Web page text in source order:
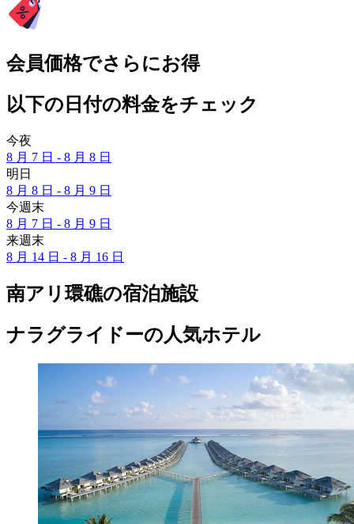
会員価格でさらにお得
以下の日付の料金をチェック
今夜
8 月 7 日 - 8 月 8 日
明日
8 月 8 日 - 8 月 9 日
今週末
8 月 7 日 - 8 月 9 日
来週末
8 月 14 日 - 8 月 16 日
南アリ環礁の宿泊施設
ナラグライドーの人気ホテル